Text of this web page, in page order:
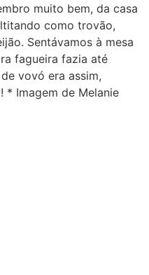
muito bem, da casa
como trovão,
Sentávamos à mesa
fagueira fazia até
vovó era assim,
* Imagem de Melanie